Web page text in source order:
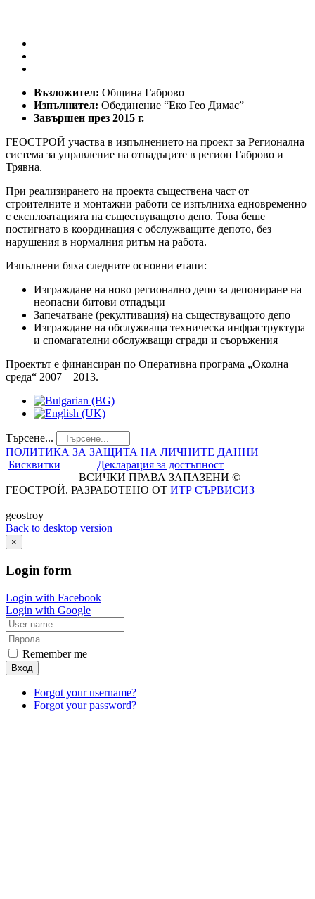
Възложител: Община Габрово
Изпълнител: Обединение “Еко Гео Димас”
Завършен през 2015 г.
ГЕОСТРОЙ участва в изпълнението на проект за Регионална
система за управление на отпадъците в регион Габрово и
Трявна.
При реализирането на проекта съществена част от
строителните и монтажни работи се изпълниха едновременно
с експлоатацията на съществуващото депо. Това беше
постигнато в координация с обслужващите депото, без
нарушения в нормалния ритъм на работа.
Изпълнени бяха следните основни етапи:
Изграждане на ново регионално депо за депониране на
неопасни битови отпадъци
Запечатване (рекултивация) на съществуващото депо
Изграждане на обслужваща техническа инфраструктура
и спомагателни обслужващи сгради и съоръжения
Проектът е финансиран по Оперативна програма „Околна
среда“ 2007 – 2013.
Търсене...
ПОЛИТИКА ЗА ЗАЩИТА НА ЛИЧНИТЕ ДАННИ
Бисквитки
Декларация за достъпност
ВСИЧКИ ПРАВА ЗАПАЗЕНИ ©
ГЕОСТРОЙ. РАЗРАБОТЕНО ОТ ИТР СЪРВИСИЗ
geostroy
Back to desktop version
×
Login form
Login with Facebook
Login with Google
Remember me
Вход
Forgot your username?
Forgot your password?